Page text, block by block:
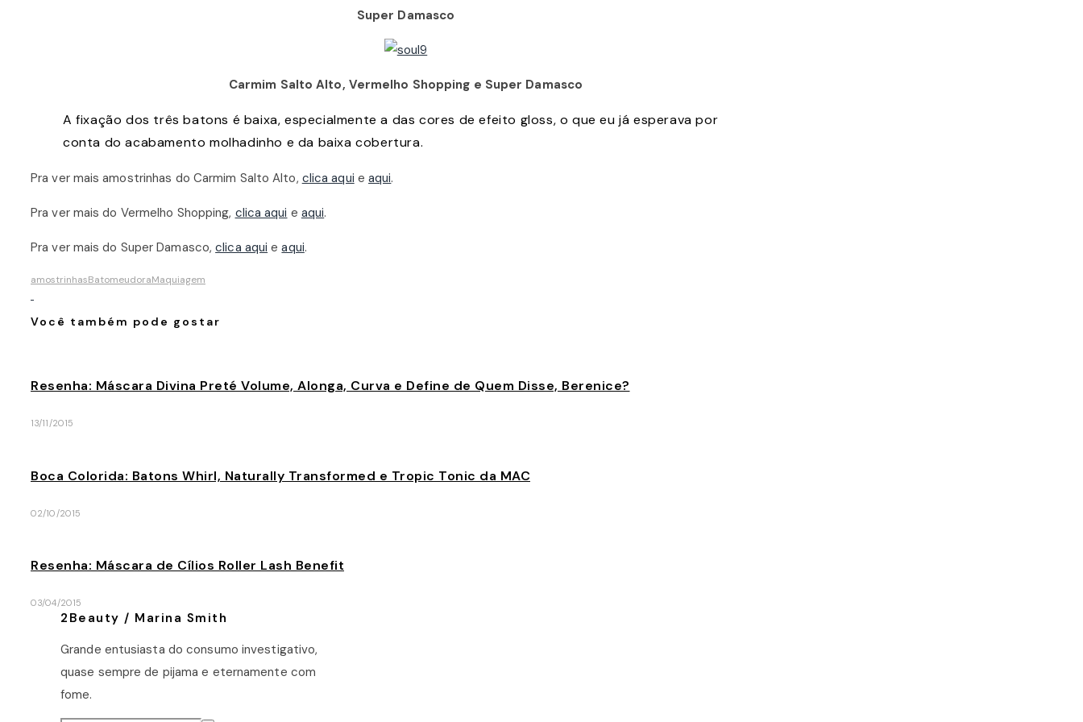
Super Damasco
Carmim Salto Alto, Vermelho Shopping e Super Damasco
A fixação dos três batons é baixa, especialmente a das cores de efeito gloss, o que eu já esperava por
conta do acabamento molhadinho e da baixa cobertura.
Pra ver mais amostrinhas do Carmim Salto Alto, clica aqui eaqui.
Pra ver mais do Vermelho Shopping, clica aqui e aqui.
Pra ver mais do Super Damasco,clica aqui eaqui.
amostrinhasBatomeudoraMaquiagem
Você também pode gostar
Resenha: Máscara Divina Preté Volume, Alonga, Curva e Define de Quem Disse, Berenice?
13/11/2015
Boca Colorida: Batons Whirl, Naturally Transformed e Tropic Tonic da MAC
02/10/2015
Resenha: Máscara de Cílios Roller Lash Benefit
03/04/2015
2Beauty / Marina Smith
Grande entusiasta do consumo investigativo,
quase sempre de pijama e eternamente com
fome.